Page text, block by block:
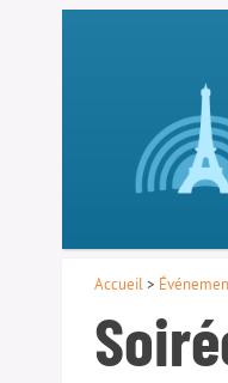
Accueil >